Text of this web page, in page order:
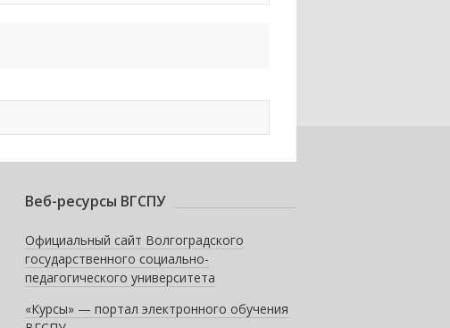
Веб-ресурсы ВГСПУ
Официальный сайт Волгоградского
государственного социально-
педагогического университета
«Курсы» — портал электронного обучения